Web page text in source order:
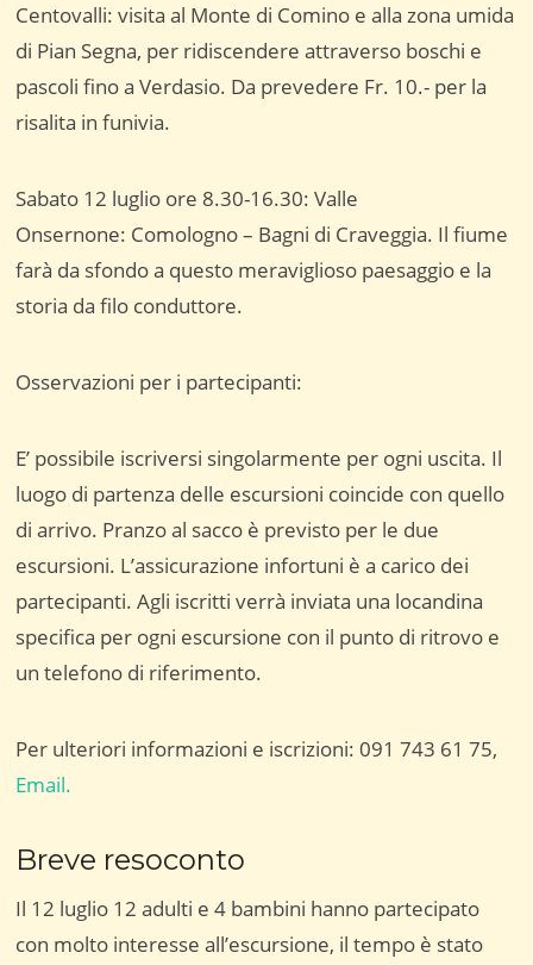
Centovalli: visita al Monte di Comino e alla zona umida
di Pian Segna, per ridiscendere attraverso boschi e
pascoli fino a Verdasio. Da prevedere Fr. 10.- per la
risalita in funivia.
Sabato 12 luglio ore 8.30-16.30: Valle
Onsernone: Comologno – Bagni di Craveggia. Il fiume
farà da sfondo a questo meraviglioso paesaggio e la
storia da filo conduttore.
Osservazioni per i partecipanti:
E’ possibile iscriversi singolarmente per ogni uscita. Il
luogo di partenza delle escursioni coincide con quello
di arrivo. Pranzo al sacco è previsto per le due
escursioni. L’assicurazione infortuni è a carico dei
partecipanti. Agli iscritti verrà inviata una locandina
specifica per ogni escursione con il punto di ritrovo e
un telefono di riferimento.
Per ulteriori informazioni e iscrizioni: 091 743 61 75,
Email.
Breve resoconto
Il 12 luglio 12 adulti e 4 bambini hanno partecipato
con molto interesse all’escursione, il tempo è stato